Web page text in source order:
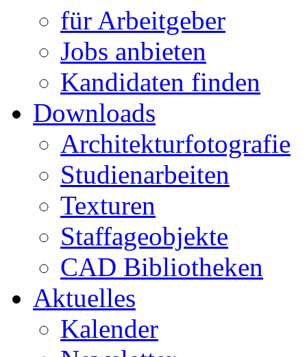
für Arbeitgeber
Jobs anbieten
Kandidaten finden
Downloads
Architekturfotografie
Studienarbeiten
Texturen
Staffageobjekte
CAD Bibliotheken
Aktuelles
Kalender